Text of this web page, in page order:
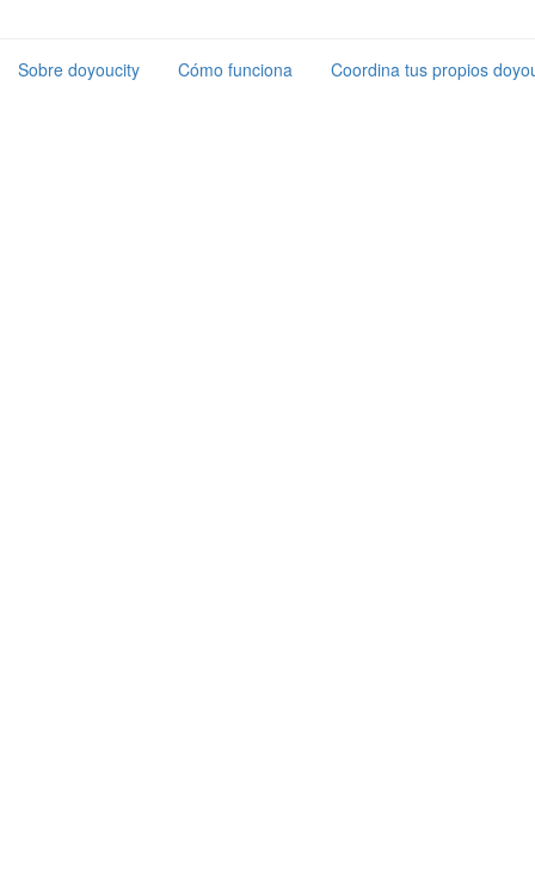
Sobre doyoucity Cómo funciona Coordina tus propios